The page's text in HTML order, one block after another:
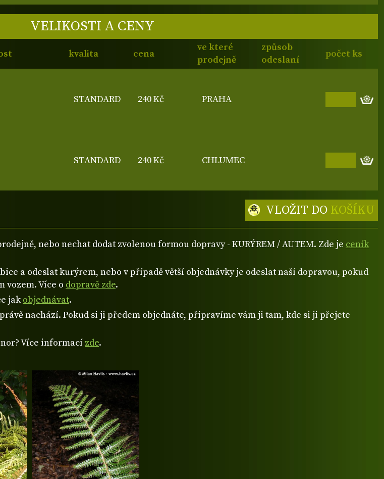
VELIKOSTI A CENY
kvalita cena
ve které
prodejně
způsob
odeslaní
počet ks
STANDARD 240 Kč PRAHA
STANDARD 240 Kč CHLUMEC
VLOŽIT DO KOŠÍKU
nebo nechat dodat zvolenou formou dopravy - KURÝREM / AUTEM. Zde je ceník
a odeslat kurýrem, nebo v případě větší objednávky je odeslat naší dopravou, pokud
vozem. Více o dopravě zde.
jakobjednávat.
nachází. Pokud si ji předem objednáte, připravíme vám ji tam, kde si ji přejete
Více informací zde.